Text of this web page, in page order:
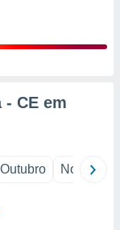
CE em
Outubro Novembro